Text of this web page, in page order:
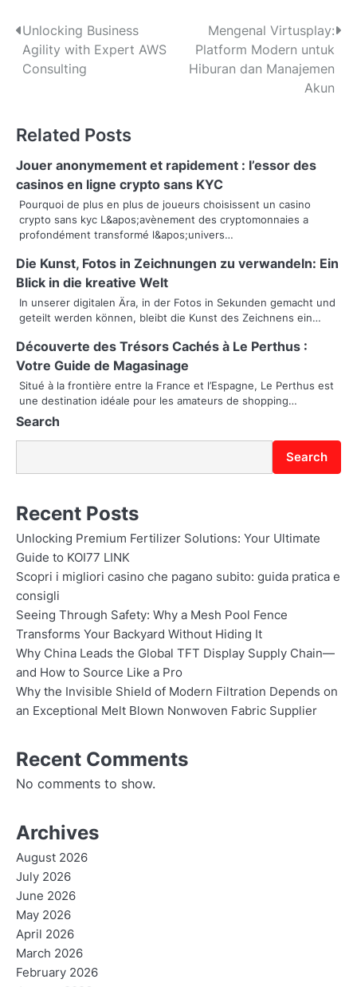
P
o
n
a
v
i
g
a
t
i
o
n
Unlocking Business
Agility with Expert AWS
Consulting
Mengenal Virtusplay:
Platform Modern untuk
Hiburan dan Manajemen
Akun
Related Posts
Jouer anonymement et rapidement : l’essor des
casinos en ligne crypto sans KYC
Pourquoi de plus en plus de joueurs choisissent un casino
crypto sans kyc L&apos;avènement des cryptomonnaies a
profondément transformé l&apos;univers…
Die Kunst, Fotos in Zeichnungen zu verwandeln: Ein
Blick in die kreative Welt
In unserer digitalen Ära, in der Fotos in Sekunden gemacht und
geteilt werden können, bleibt die Kunst des Zeichnens ein…
Découverte des Trésors Cachés à Le Perthus :
Votre Guide de Magasinage
Situé à la frontière entre la France et l’Espagne, Le Perthus est
une destination idéale pour les amateurs de shopping…
Search
Search
Recent Posts
Unlocking Premium Fertilizer Solutions: Your Ultimate
Guide to KOI77 LINK
Scopri i migliori casino che pagano subito: guida pratica e
consigli
Seeing Through Safety: Why a Mesh Pool Fence
Transforms Your Backyard Without Hiding It
Why China Leads the Global TFT Display Supply Chain—
and How to Source Like a Pro
Why the Invisible Shield of Modern Filtration Depends on
an Exceptional Melt Blown Nonwoven Fabric Supplier
Recent Comments
No comments to show.
Archives
August 2026
July 2026
June 2026
May 2026
April 2026
March 2026
February 2026